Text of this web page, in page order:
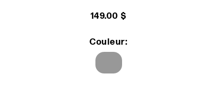
149.00 $
Couleur: